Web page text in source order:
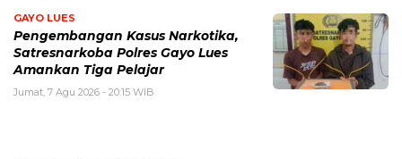
GAYO LUES
Pengembangan Kasus Narkotika,
Satresnarkoba Polres Gayo Lues
Amankan Tiga Pelajar
Jumat, 7 Agu 2026 - 20:15 WIB